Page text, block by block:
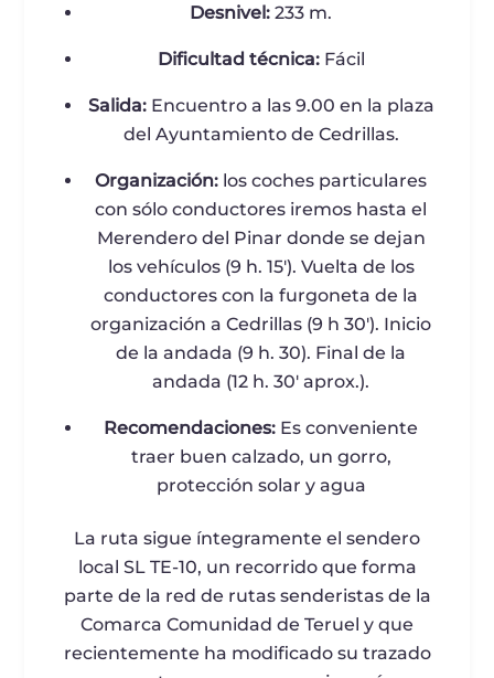
Desnivel: 233 m.
Dificultad técnica:Fácil
Salida:Encuentro a las 9.00 en la plaza
del Ayuntamiento de Cedrillas.
Organización: los coches particulares
con sólo conductores iremos hasta el
Merendero del Pinar donde se dejan
los vehículos (9 h. 15′). Vuelta de los
conductores con la furgoneta de la
organización a Cedrillas (9 h 30′). Inicio
de la andada (9 h. 30). Final de la
andada (12 h. 30′ aprox.).
Recomendaciones: Es conveniente
traer buen calzado, un gorro,
protección solar y agua
La ruta sigue íntegramente el sendero
local SL TE-10, un recorrido que forma
parte de la red de rutas senderistas de la
Comarca Comunidad de Teruel y que
recientemente ha modificado su trazado